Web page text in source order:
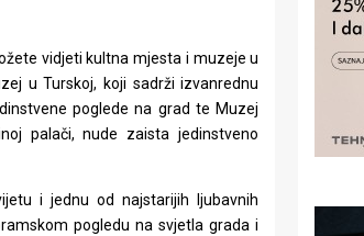
vidjeti kultna mjesta i muzeje u
u Turskoj, koji sadrži izvanrednu
poglede na grad te Muzej
palači, nude zaista jedinstveno
i jednu od najstarijih ljubavnih
pogledu na svjetla grada i